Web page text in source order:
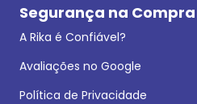
Segurança na Compra
A Rika é Confiável?
Avaliações no Google
Política de Privacidade